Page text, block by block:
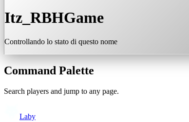
Itz_RBHGame
Controllando lo stato di questo nome
Command Palette
Search players and jump to any page.
Laby